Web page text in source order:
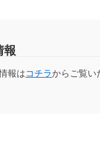
報
報はコチラからご覧い